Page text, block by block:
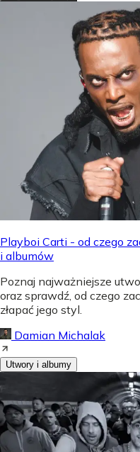
Playboi Carti - od czego
i albumów
Poznaj najważniejsze
oraz sprawdź, od czego
złapać jego styl.
Damian Michalak
Utwory i albumy